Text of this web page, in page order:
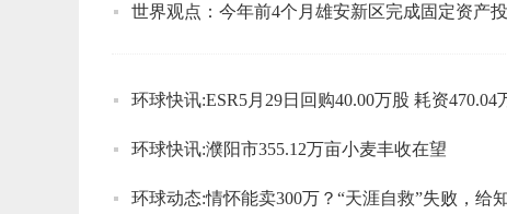
世界观点：今年前4个月雄安新区完成固定资产
环球快讯:ESR5月29日回购40.00万股 耗资470.04
环球快讯:濮阳市355.12万亩小麦丰收在望
环球动态:情怀能卖300万？“天涯自救”失败，给